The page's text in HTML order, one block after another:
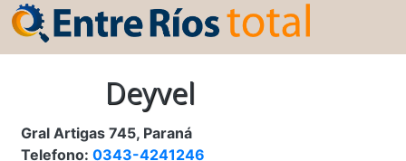
Deyvel
Gral Artigas 745, Paraná
Telefono: 0343-4241246